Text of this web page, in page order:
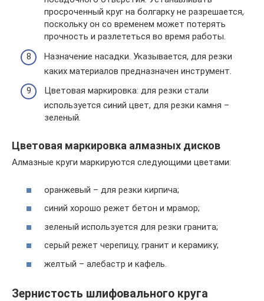
просроченный круг на болгарку не разрешается,
поскольку он со временем может потерять
прочность и разлететься во время работы.
Назначение насадки. Указывается, для резки
каких материалов предназначен инструмент.
Цветовая маркировка: для резки стали
используется синий цвет, для резки камня –
зеленый.
Цветовая маркировка алмазных дисков
Алмазные круги маркируются следующими цветами:
оранжевый – для резки кирпича;
синий хорошо режет бетон и мрамор;
зеленый используется для резки гранита;
серый режет черепицу, гранит и керамику;
желтый – алебастр и кафель.
Зернистость шлифовального круга